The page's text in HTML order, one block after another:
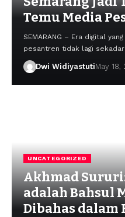
Temu Media
SEMARANG – Era digital
pesantren tidak lagi
Dwi WidiyastutiMay 18,
UNCATEGORIZED
Akhmad
adalah Bahsul
Dibahas dalam